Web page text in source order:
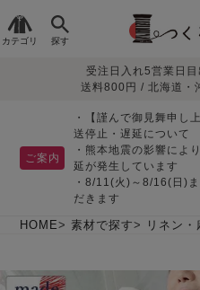
カテゴリ 探す
レディー
生地で
さがす
目
さ
敏感肌用
パジャマ
入院
ィース
夏パジャマ特集
受注日入れ5営業日目
送料800円 / 北海道・
ご案内
・【謹んで御見舞申し
送停止・遅延について
・熊本地震の影響によ
延が発生しています
・8/11(火)～8/16(日)
だきます
HOME 素材で探す リネン・